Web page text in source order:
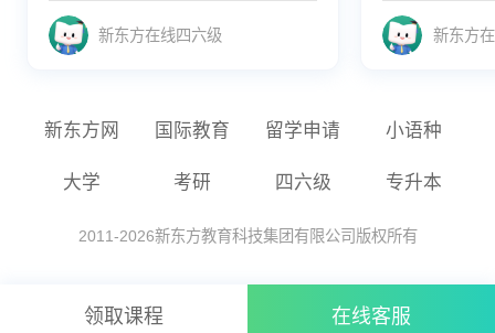
新东方在线四六级 新东方
新东方网 国际教育 留学申请 小语种
大学 考研 四六级 专升本
2011-2026新东方教育科技集团有限公司版权所有
领取课程 在线客服